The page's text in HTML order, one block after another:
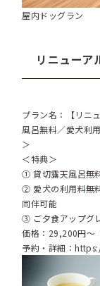
屋内ドッグラン
リニューア
プラン名：【リニ
風呂無料／愛犬利
＞
＜特典＞
① 貸切露天風呂
② 愛犬の利用料無
同伴可能
③ ご夕食アップグ
価格：29,200円～
予約・詳細：